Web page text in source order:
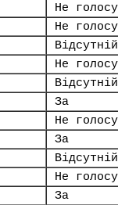
Не
Не
Відсутній
Не
Відсутній
За
Не
За
Відсутній
Не
За